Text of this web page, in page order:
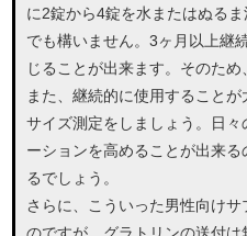
に2錠から4錠を水またはぬる
でも構いません。3ヶ月以上継
じることが出来ます。そのため
また、継続的に使用すること
サイズ測定をしましょう。日
ーションを高めることが出来
るでしょう。
さらに、こういった男性向け